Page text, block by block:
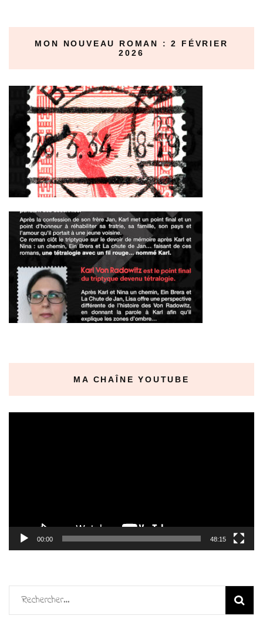
MON NOUVEAU ROMAN : 2 FÉVRIER
2026
MA CHAÎNE YOUTUBE
00:00 48:15
Rechercher :